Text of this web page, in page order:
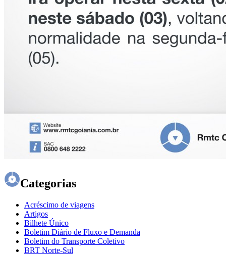
Categorias
Acréscimo de viagens
Artigos
Bilhete Único
Boletim Diário de Fluxo e Demanda
Boletim do Transporte Coletivo
BRT Norte-Sul